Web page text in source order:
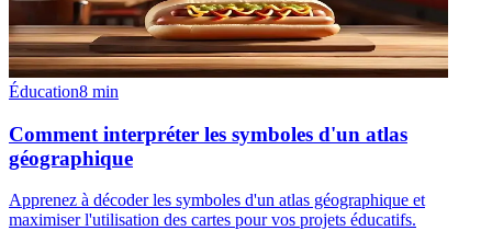
Éducation8 min
Comment interpréter les symboles d'un atlas
géographique
Apprenez à décoder les symboles d'un atlas géographique et
maximiser l'utilisation des cartes pour vos projets éducatifs.